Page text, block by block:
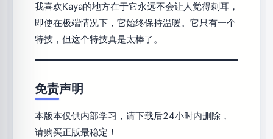
我喜欢Kaya的地方在于它永远不会让人觉得刺耳，
即使在极端情况下，它始终保持温暖。它只有一个
特技，但这个特技真是太棒了。
免责声明
本版本仅供内部学习，请下载后24小时内删除，
请购买正版最稳定！